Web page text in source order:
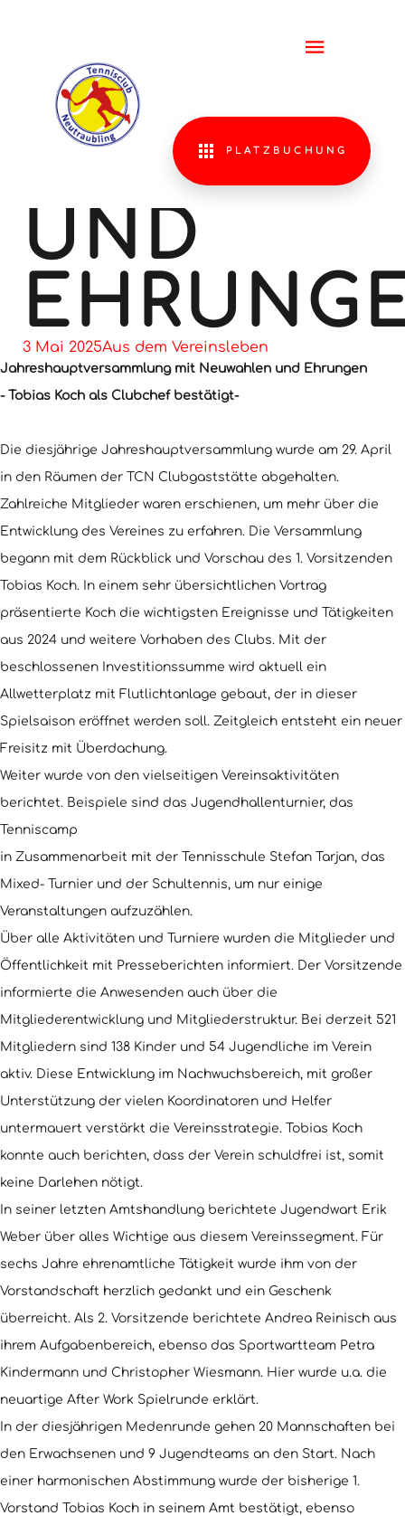
PLATZBUCHUNG
2025 MIT
UND
3 Mai 2025Aus dem Vereinsleben
Jahreshauptversammlung mit Neuwahlen und Ehrungen
- Tobias Koch als Clubchef bestätigt-
Die diesjährige Jahreshauptversammlung wurde am 29. April
in den Räumen der TCN Clubgaststätte abgehalten.
Zahlreiche Mitglieder waren erschienen, um mehr über die
Entwicklung des Vereines zu erfahren. Die Versammlung
begann mit dem Rückblick und Vorschau des 1. Vorsitzenden
Tobias Koch. In einem sehr übersichtlichen Vortrag
präsentierte Koch die wichtigsten Ereignisse und Tätigkeiten
aus 2024 und weitere Vorhaben des Clubs. Mit der
beschlossenen Investitionssumme wird aktuell ein
Allwetterplatz mit Flutlichtanlage gebaut, der in dieser
Spielsaison eröffnet werden soll. Zeitgleich entsteht ein neuer
Freisitz mit Überdachung.
Weiter wurde von den vielseitigen Vereinsaktivitäten
berichtet. Beispiele sind das Jugendhallenturnier, das
Tenniscamp
in Zusammenarbeit mit der Tennisschule Stefan Tarjan, das
Mixed- Turnier und der Schultennis, um nur einige
Veranstaltungen aufzuzählen.
Über alle Aktivitäten und Turniere wurden die Mitglieder und
Öffentlichkeit mit Presseberichten informiert. Der Vorsitzende
informierte die Anwesenden auch über die
Mitgliederentwicklung und Mitgliederstruktur. Bei derzeit 521
Mitgliedern sind 138 Kinder und 54 Jugendliche im Verein
aktiv. Diese Entwicklung im Nachwuchsbereich, mit großer
Unterstützung der vielen Koordinatoren und Helfer
untermauert verstärkt die Vereinsstrategie. Tobias Koch
konnte auch berichten, dass der Verein schuldfrei ist, somit
keine Darlehen nötigt.
In seiner letzten Amtshandlung berichtete Jugendwart Erik
Weber über alles Wichtige aus diesem Vereinssegment. Für
sechs Jahre ehrenamtliche Tätigkeit wurde ihm von der
Vorstandschaft herzlich gedankt und ein Geschenk
überreicht. Als 2. Vorsitzende berichtete Andrea Reinisch aus
ihrem Aufgabenbereich, ebenso das Sportwartteam Petra
Kindermann und Christopher Wiesmann. Hier wurde u.a. die
neuartige After Work Spielrunde erklärt.
In der diesjährigen Medenrunde gehen 20 Mannschaften bei
den Erwachsenen und 9 Jugendteams an den Start. Nach
einer harmonischen Abstimmung wurde der bisherige 1.
Vorstand Tobias Koch in seinem Amt bestätigt, ebenso